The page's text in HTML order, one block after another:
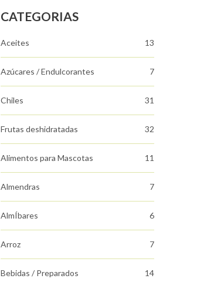
CATEGORIAS
Aceites 13
Azúcares / Endulcorantes 7
Chiles 31
Frutas deshidratadas 32
Alimentos para Mascotas 11
Almendras 7
AlmÍbares 6
Arroz 7
Bebidas / Preparados 14